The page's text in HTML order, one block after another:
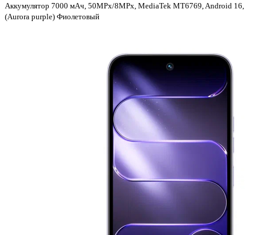
Аккумулятор 7000 мАч, 50MPx/8MPx, MediaTek MT6769, Android 16,
(Aurora purple) Фиолетовый